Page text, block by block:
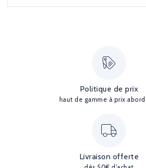
Politique de prix
haut de gamme à prix
Livraison offerte